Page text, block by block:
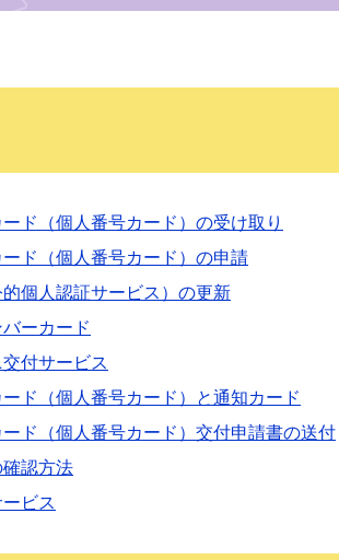
ド（個人番号カード）の受け取り
ド（個人番号カード）の申請
個人認証サービス）の更新
ーカード
付サービス
ド（個人番号カード）と通知カード
ド（個人番号カード）交付申請書の送付
認方法
ビス